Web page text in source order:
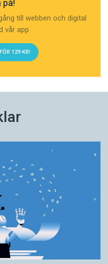
på!
till webben och digital
vår app
129 KR!